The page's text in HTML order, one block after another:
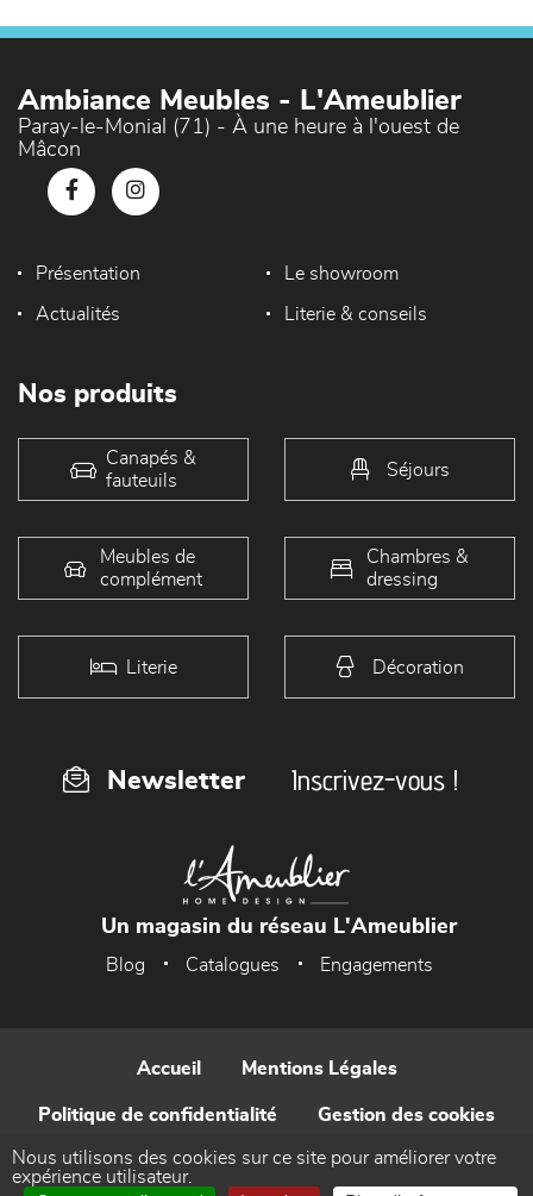
Ambiance Meubles - L'Ameublier
Paray-le-Monial (71) - À une heure à l'ouest de
Mâcon
Présentation Le showroom
Actualités Literie & conseils
Nos produits
Canapés &
fauteuils
Séjours
Meubles de
complément
Chambres &
dressing
Literie Décoration
Newsletter Inscrivez-vous !
Un magasin du réseau L'Ameublier
Blog Catalogues Engagements
Accueil Mentions Légales
Politique de confidentialité Gestion des cookies
Contact
Nous utilisons des cookies sur ce site pour améliorer votre
expérience utilisateur.